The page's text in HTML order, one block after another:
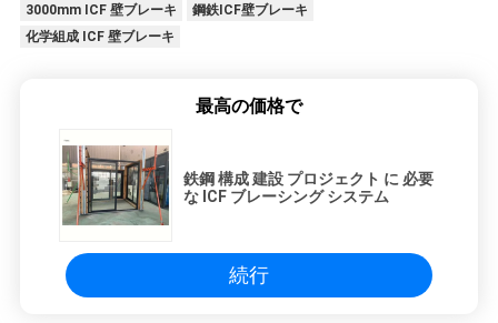
3000mm ICF 壁ブレーキ
鋼鉄ICF壁ブレーキ
化学組成 ICF 壁ブレーキ
最高の価格で
鉄鋼 構成 建設 プロジェクト に 必要
な ICF ブレーシング システム
続行